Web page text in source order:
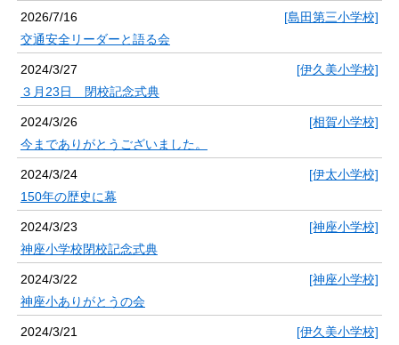
2026/7/16
[島田第三小学校]
交通安全リーダーと語る会
2024/3/27
[伊久美小学校]
３月23日 閉校記念式典
2024/3/26
[相賀小学校]
今までありがとうございました。
2024/3/24
[伊太小学校]
150年の歴史に幕
2024/3/23
[神座小学校]
神座小学校閉校記念式典
2024/3/22
[神座小学校]
神座小ありがとうの会
2024/3/21
[伊久美小学校]